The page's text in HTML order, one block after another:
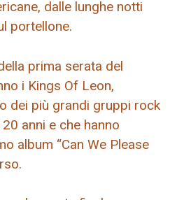
dalle lunghe notti
portellone.
prima serata del
i Kings Of Leon,
dei più grandi gruppi rock
anni e che hanno
album “Can We Please